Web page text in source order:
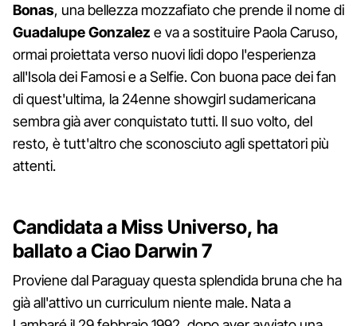
Bonas, una bellezza mozzafiato che prende il nome di
Guadalupe Gonzalez e va a sostituire Paola Caruso,
ormai proiettata verso nuovi lidi dopo l'esperienza
all'Isola dei Famosi e a Selfie. Con buona pace dei fan
di quest'ultima, la 24enne showgirl sudamericana
sembra già aver conquistato tutti. Il suo volto, del
resto, è tutt'altro che sconosciuto agli spettatori più
attenti.
Candidata a Miss Universo, ha
ballato a Ciao Darwin 7
Proviene dal Paraguay questa splendida bruna che ha
già all'attivo un curriculum niente male. Nata a